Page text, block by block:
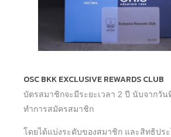
OSC BKK EXCLUSIVE REWARDS CLUB
บัตรสมาชิกจะมีระยะเวลา 2 ปี นับจากวัน
ทำการสมัครสมาชิก
โดยได้แบ่งระดับของสมาชิก และสิทธิปร